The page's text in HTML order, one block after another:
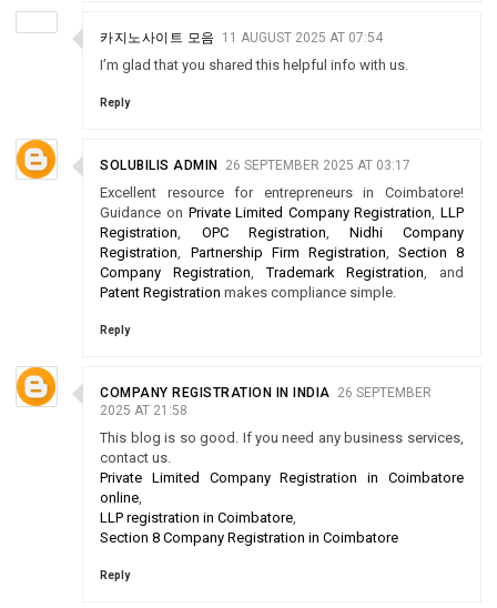
카지노사이트 모음 11 AUGUST 2025 AT 07:54
I’m glad that you shared this helpful info with us.
Reply
SOLUBILIS ADMIN 26 SEPTEMBER 2025 AT 03:17
Excellent resource for entrepreneurs in Coimbatore!
Guidance on Private Limited Company Registration, LLP
Registration, OPC Registration, Nidhi Company
Registration, Partnership Firm Registration, Section 8
Company Registration,Trademark Registration, and
Patent Registration makes compliance simple.
Reply
COMPANY REGISTRATION IN INDIA 26 SEPTEMBER
2025 AT 21:58
This blog is so good. If you need any business services,
contact us.
Private Limited Company Registration in Coimbatore
online,
LLP registration in Coimbatore,
Section 8 Company Registration in Coimbatore
Reply